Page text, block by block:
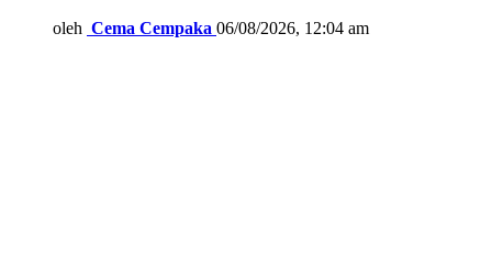
oleh Cema Cempaka 06/08/2026, 12:04 am